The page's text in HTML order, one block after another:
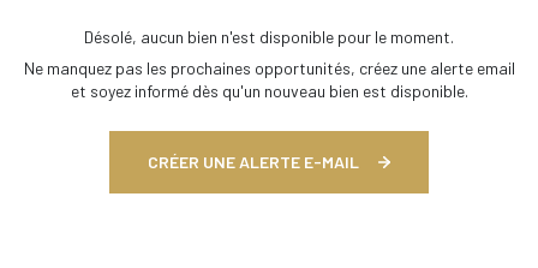
Désolé, aucun bien n'est disponible pour le moment.
Ne manquez pas les prochaines opportunités, créez une alerte email
et soyez informé dès qu'un nouveau bien est disponible.
CRÉER UNE ALERTE E-MAIL